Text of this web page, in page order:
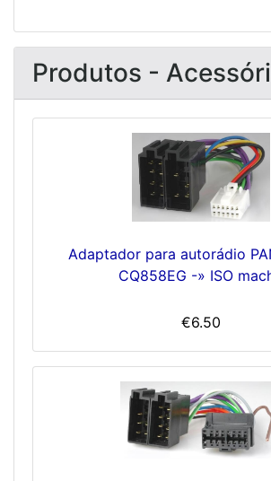
Produtos -
Adaptador para autorádio
CQ858EG -» ISO
€6.50